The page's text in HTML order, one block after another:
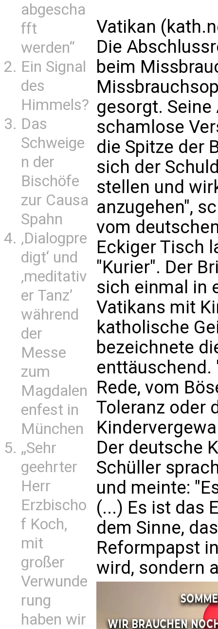
abgescha
fft
werden“
Ein Signal
des
Himmels?
Das
Schweige
n der
Bischöfe
zur Causa
Spahn
‚Dialogpre
digt‘ und
‚meditativ
er Tanz’
während
der
Messe
zum
Magdalen
enfest in
München
„Sehr
geehrter
Herr
Erzbischo
f Koch,
mit
großer
Verwunde
rung
haben wir
Vatikan
Die
beim
gesorgt.
schamlose
die Spitze der
sich der
stellen und
anzugehen",
vom
Eckiger
"Kurier". Der
sich einmal in
Vatikans mit
katholische
bezeichnete
enttäuschend.
Rede, vom
Toleranz oder
Der deutsche
Schüller
und meinte:
(...) Es ist das
dem Sinne,
Reformpapst
wird, sondern